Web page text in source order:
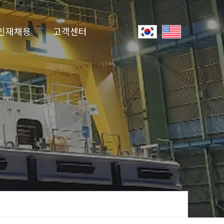
재채용
인사제도
입사지원
고객센터
공지사항
온라인 문의
유튜브
자료실